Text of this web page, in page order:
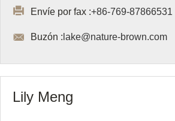
 Envíe por fax :+86-769-87866531
 Buzón : lake@nature-brown.com
Lily Meng